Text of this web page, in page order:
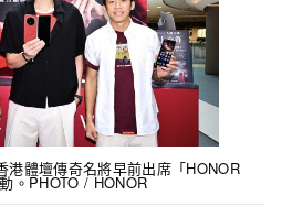
港體壇傳奇名將早前出席「HONOR
。PHOTO / HONOR